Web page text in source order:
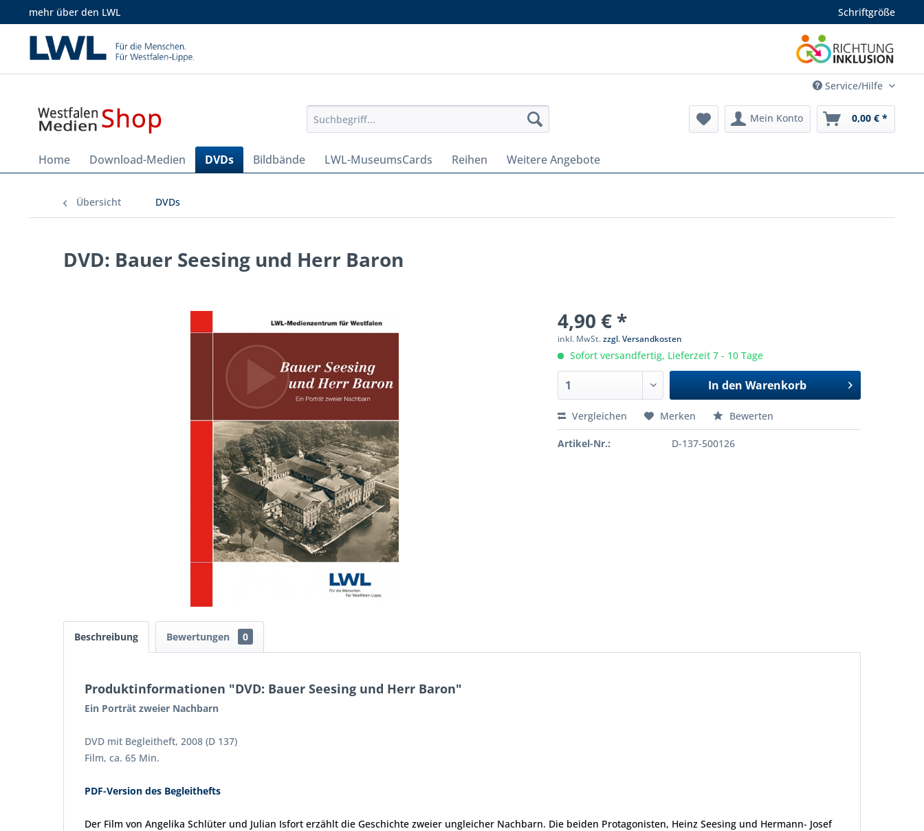
mehr über den LWL Schriftgröße
Service/Hilfe
Mein Konto 0,00 € *
Home Download-Medien DVDs Bildbände LWL-MuseumsCards Reihen Weitere Angebote
Übersicht DVDs
DVD: Bauer Seesing und Herr Baron
4,90 € *
inkl. MwSt.zzgl. Versandkosten
Sofort versandfertig, Lieferzeit 7 - 10 Tage
In den Warenkorb
Vergleichen Merken Bewerten
Artikel-Nr.: D-137-500126
Beschreibung Bewertungen 0
Produktinformationen "DVD: Bauer Seesing und Herr Baron"
Ein Porträt zweier Nachbarn
DVD mit Begleitheft, 2008 (D 137)
Film, ca. 65 Min.
PDF-Version des Begleithefts
Der Film von Angelika Schlüter und Julian Isfort erzählt die Geschichte zweier ungleicher Nachbarn. Die beiden Protagonisten, Heinz Seesing und Hermann- Josef